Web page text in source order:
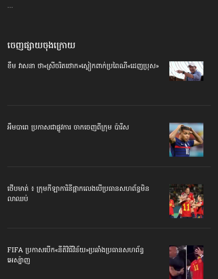
...
ចេញផ្សាយចុងក្រោយ
ខឹម វាសនា ថា«ស្រីចរិតថោក»​ស្លៀកពាក់ប្រពៃណី​«ដេញប្រុស»
អឹមបាពេ ប្រកាសជាផ្លូវការ ចាកចេញពីក្រុម ប៉ារីស
ថើបមាត់ ៖ ក្រុមកីឡាការិនី​ផ្អាកលេង​​បើប្រធានសហព័ន្ធ​មិន
លាឈប់
FIFA ប្រកាសបើក​«នីតិវិធីវិន័យ»​ប្រឆាំងប្រធានសហព័ន្ធ​
អេស្ប៉ាញ